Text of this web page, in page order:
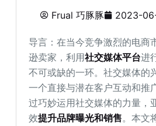
Frual 巧豚豚 2023-
导言：在当今竞争激烈的电商
逊卖家，利用社交媒体平台进
不可或缺的一环。社交媒体的
一个直接与潜在客户互动和推
过巧妙运用社交媒体的力量，
效提升品牌曝光和销售。本文